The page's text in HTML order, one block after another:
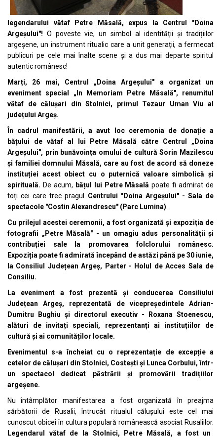
legendarului vătaf Petre Măsală, expus la Centrul "Doina
Argeșului"! O poveste vie, un simbol al identității și tradițiilor
argeșene, un instrument ritualic care a unit generații, a fermecat
publicuri pe cele mai înalte scene și a dus mai departe spiritul
autentic românesc!
Marți, 26 mai, Centrul „Doina Argeșului" a organizat un
eveniment special „In Memoriam Petre Măsală", renumitul
vătaf de călușari din Stolnici, primul Tezaur Uman Viu al
județului Argeș.
În cadrul manifestării, a avut loc ceremonia de donație a
bățului de vătaf al lui Petre Măsală către Centrul „Doina
Argeșului", prin bunăvoința omului de cultură Sorin Mazilescu
și familiei domnului Măsală, care au fost de acord să doneze
instituției acest obiect cu o puternică valoare simbolică și
spirituală. De acum, bățul lui Petre Măsală poate fi admirat de
toți cei care trec pragul Centrului "Doina Argeșului" - Sala de
spectacole "Costin Alexandrescu" (Parc Lumina)
Cu prilejul acestei ceremonii, a fost organizată și expoziția de
fotografii „Petre Măsală" - un omagiu adus personalității și
contribuției sale la promovarea folclorului românesc.
Expoziția poate fi admirată începând de astăzi până pe 30 iunie,
la Consiliul Județean Argeș, Parter - Holul de Acces Sala de
Consiliu.
La eveniment a fost prezentă și conducerea Consiliului
Județean Argeș, reprezentată de vicepreședintele Adrian-
Dumitru Bughiu și directorul executiv - Roxana Stoenescu,
alături de invitați speciali, reprezentanți ai instituțiilor de
cultură și ai comunităților locale.
Evenimentul s-a încheiat cu o reprezentație de excepție a
cetelor de călușari din Stolnici, Costești și Lunca Corbului, într-
un spectacol dedicat păstrării și promovării tradițiilor
argeșene.
Nu întâmplător manifestarea a fost organizată în preajma
sărbătorii de Rusalii, întrucât ritualul călușului este cel mai
cunoscut obicei în cultura populară românească asociat Rusaliilor.
Legendarul vătaf de la Stolnici, Petre Măsală, a fost un